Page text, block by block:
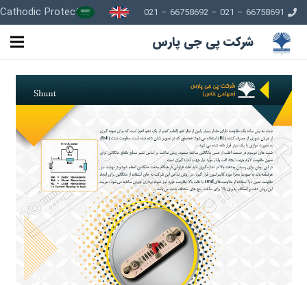
66758691 – 021 – 66758692 – 021
Cathodic Protection
شرکت پی جی پارس